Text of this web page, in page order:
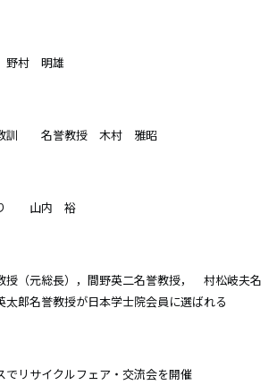
村 明雄
教訓 名誉教授 木村 雅昭
り 山内 裕
（元総長），間野英二名誉教授， 村松岐夫名
太郎名誉教授が日本学士院会員に選ばれる
でリサイクルフェア・交流会を開催